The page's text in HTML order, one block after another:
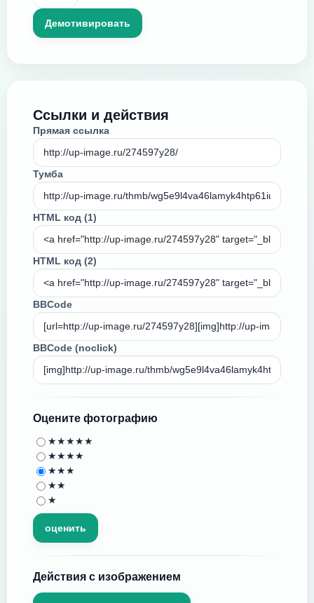
Ссылки и действия
Прямая ссылка
Тумба
HTML код (1)
HTML код (2)
BBCode
BBCode (noclick)
Оцените фотографию
★★★★★
★★★★
★★★
★★
★
Действия с изображением